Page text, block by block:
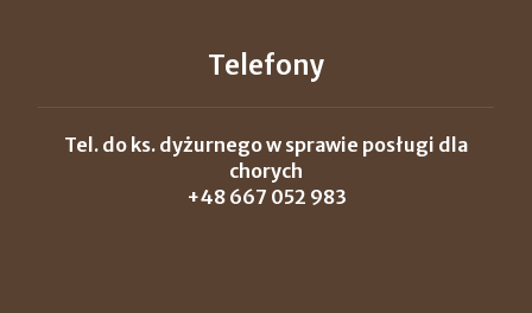
Telefony
Tel. do ks. dyżurnego w sprawie posługi dla
chorych
+48 667 052 983